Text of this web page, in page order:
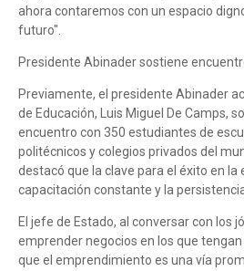
ahora contaremos con un espacio
futuro".
Presidente Abinader sostiene
Previamente, el presidente Abinader
de Educación, Luis Miguel De Camps,
encuentro con 350 estudiantes de
politécnicos y colegios privados del
destacó que la clave para el éxito en la
capacitación constante y la
El jefe de Estado, al conversar con los
emprender negocios en los que
que el emprendimiento es una vía